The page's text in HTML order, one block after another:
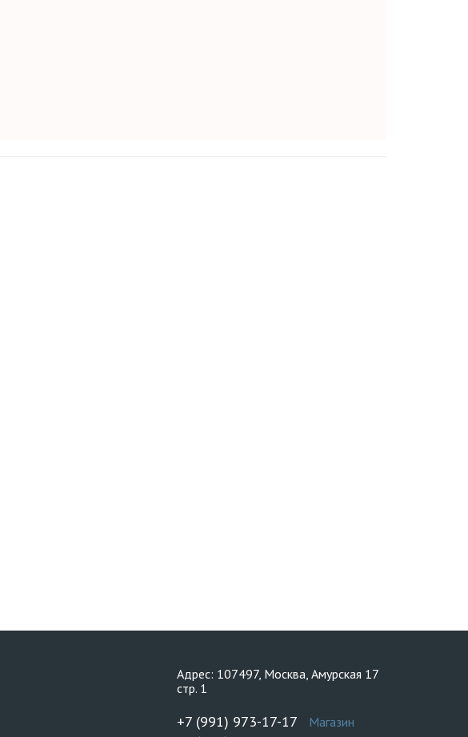
Адрес: 107497, Москва, Амурская 17
стр. 1
+7 (991) 973-17-17 Магазин